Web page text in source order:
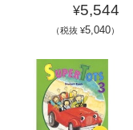
¥5,544
（税抜 ¥5,040）